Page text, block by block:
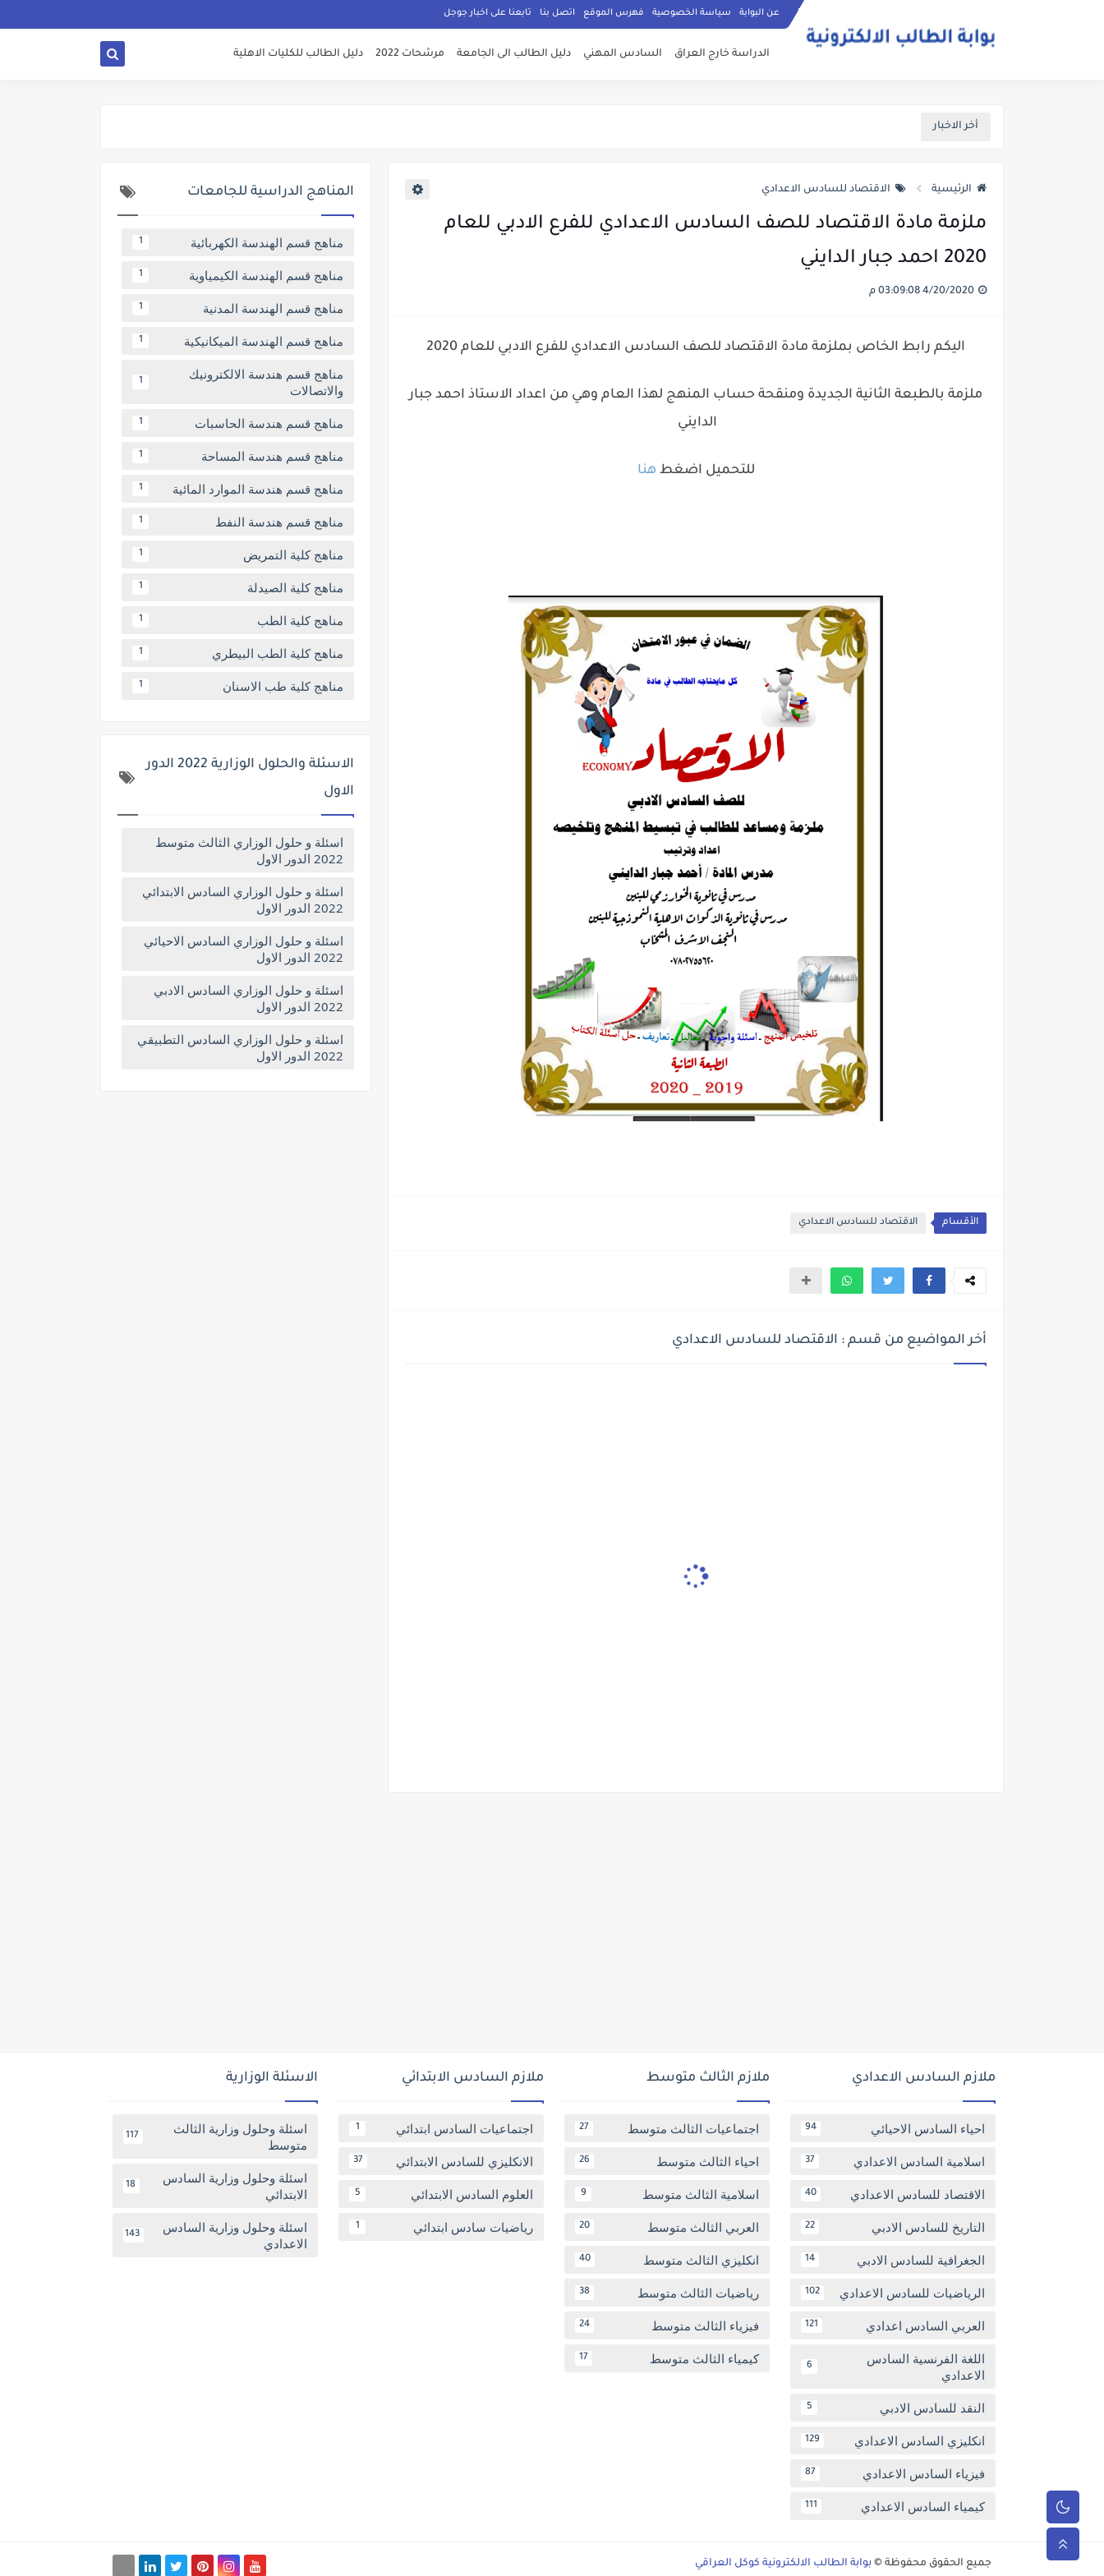
عن البوابة سياسة الخصوصية فهرس الموقع اتصل بنا تابعنا على اخبار جوجل
الدراسة خارج العراق السادس المهني دليل الطالب الى الجامعة مرشحات 2022 دليل الطالب للكليات الاهلية
أخر الاخبار
الرئيسية الاقتصاد للسادس الاعدادي
ملزمة مادة الاقتصاد للصف السادس الاعدادي للفرع الادبي للعام
2020 احمد جبار الدايني
اليكم رابط الخاص بملزمة مادة الاقتصاد للصف السادس الاعدادي للفرع الادبي للعام 2020
ملزمة بالطبعة الثانية الجديدة ومنقحة حساب المنهج لهذا العام وهي من اعداد الاستاذ احمد جبار
الدايني
للتحميل اضغط هنا
الأقسام الاقتصاد للسادس الاعدادي
أخر المواضيع من قسم : الاقتصاد للسادس الاعدادي
المناهج الدراسية للجامعات
مناهج قسم الهندسة الكهربائية 1
مناهج قسم الهندسة الكيمياوية 1
مناهج قسم الهندسة المدنية 1
مناهج قسم الهندسة الميكانيكية 1
مناهج قسم هندسة الالكترونيك
والاتصالات
1
مناهج قسم هندسة الحاسبات 1
مناهج قسم هندسة المساحة 1
مناهج قسم هندسة الموارد المائية 1
مناهج قسم هندسة النفط 1
مناهج كلية التمريض 1
مناهج كلية الصيدلة 1
مناهج كلية الطب 1
مناهج كلية الطب البيطري 1
مناهج كلية طب الاسنان 1
الاسئلة والحلول الوزارية 2022 الدور
الاول
اسئلة و حلول الوزاري الثالث متوسط
2022 الدور الاول
اسئلة و حلول الوزاري السادس الابتدائي
2022 الدور الاول
اسئلة و حلول الوزاري السادس الاحيائي
2022 الدور الاول
اسئلة و حلول الوزاري السادس الادبي
2022 الدور الاول
اسئلة و حلول الوزاري السادس التطبيقي
2022 الدور الاول
ملازم السادس الاعدادي
احياء السادس الاحيائي 94
اسلامية السادس الاعدادي 37
الاقتصاد للسادس الاعدادي 40
التاريخ للسادس الادبي 22
الجغرافية للسادس الادبي 14
الرياضيات للسادس الاعدادي 102
العربي السادس اعدادي 121
اللغة الفرنسية السادس
الاعدادي
6
النقد للسادس الادبي 5
انكليزي السادس الاعدادي 129
فيزياء السادس الاعدادي 87
كيمياء السادس الاعدادي 111
ملازم الثالث متوسط
اجتماعيات الثالث متوسط 27
احياء الثالث متوسط 26
اسلامية الثالث متوسط 9
العربي الثالث متوسط 20
انكليزي الثالث متوسط 40
رياضيات الثالث متوسط 38
فيزياء الثالث متوسط 24
كيمياء الثالث متوسط 17
ملازم السادس الابتدائي
اجتماعيات السادس ابتدائي 1
الانكليزي للسادس الابتدائي 37
العلوم السادس الابتدائي 5
رياضيات سادس ابتدائي 1
الاسئلة الوزارية
اسئلة وحلول وزارية الثالث
متوسط
117
اسئلة وحلول وزارية السادس
الابتدائي
18
اسئلة وحلول وزارية السادس
الاعدادي
143
جميع الحقوق محفوظة © بوابة الطالب الالكترونية كوكل العراقي